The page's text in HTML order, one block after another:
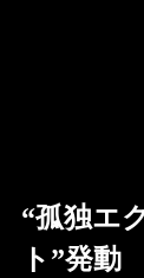
“孤独エ
ト”発動